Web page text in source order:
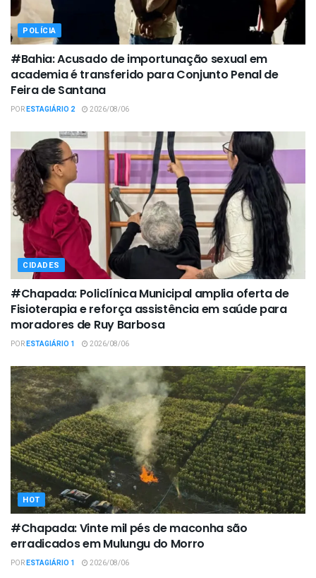
POLÍCIA
#Bahia: Acusado de importunação sexual em
academia é transferido para Conjunto Penal de
Feira de Santana
PORESTAGIÁRIO 2 2026/08/06
CIDADES
#Chapada: Policlínica Municipal amplia oferta de
Fisioterapia e reforça assistência em saúde para
moradores de Ruy Barbosa
PORESTAGIÁRIO 1 2026/08/06
HOT
#Chapada: Vinte mil pés de maconha são
erradicados em Mulungu do Morro
PORESTAGIÁRIO 1 2026/08/06